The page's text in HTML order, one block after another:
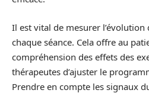
Il est vital de mesurer
chaque séance. Cela offre au
compréhension des effets des
thérapeutes d’ajuster le
Prendre en compte les signaux